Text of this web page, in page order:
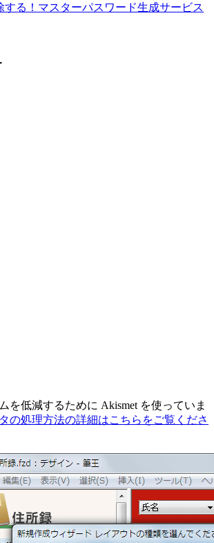
する！マスターパスワード生成サービス
を低減するために Akismet を使っていま
の処理方法の詳細はこちらをご覧くださ